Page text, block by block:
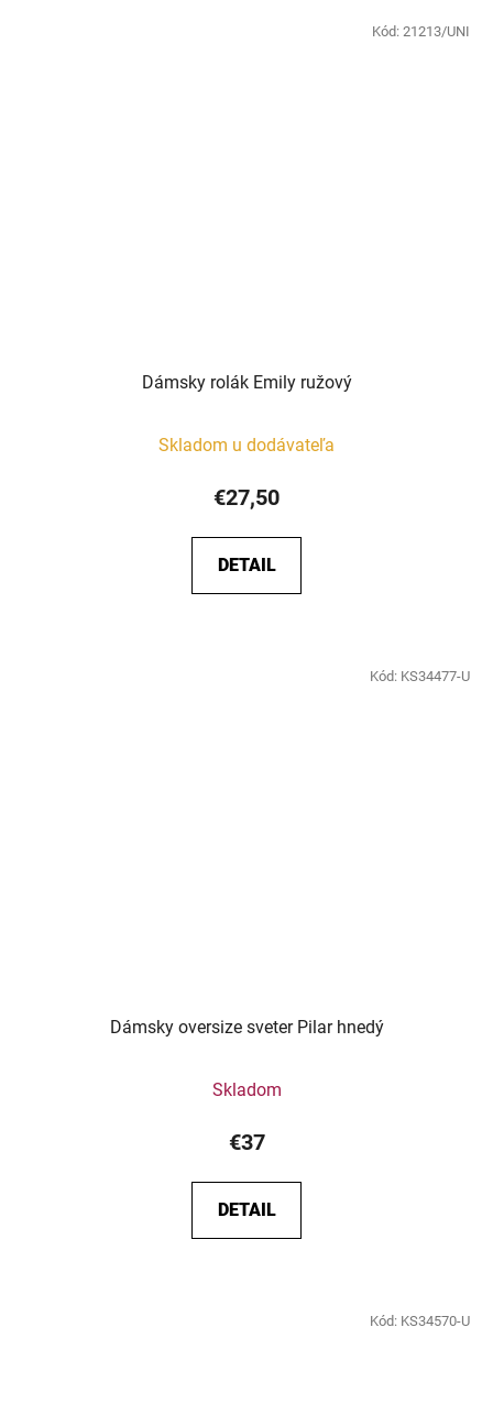
Dámsky rolák Emily ružový
Skladom u dodávateľa
€27,50
DETAIL
Kód: 21213/UNI
Dámsky oversize sveter Pilar hnedý
Skladom
€37
DETAIL
Kód: KS34477-U
Kód: KS34570-U